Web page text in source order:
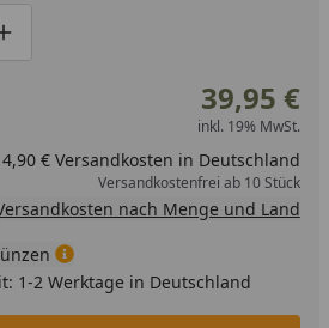
eins verringern
manuell eingeben
Produktmenge um eins erhöhen
39,95 €
inkl. 19% MwSt.
4,90 € Versandkosten in Deutschland
Versandkostenfrei ab 10 Stück
nach Menge und Land
1-2 Werktage in Deutschland